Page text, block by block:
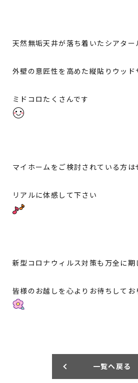
天然無垢天井が落ち着いたシアター
外壁の意匠性を高めた縦貼りウッド
ミドコロたくさんです
マイホームをご検討されている方は
リアルに体感して下さい
新型コロナウィルス対策も万全に期
皆様のお越しを心よりお待ちしてお
一覧へ戻る